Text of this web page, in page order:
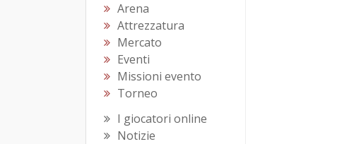
Arena
Attrezzatura
Mercato
Eventi
Missioni evento
Torneo
I giocatori online
Notizie